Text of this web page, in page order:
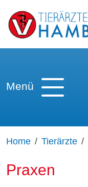
Menü
Home Tierärzte
Praxen